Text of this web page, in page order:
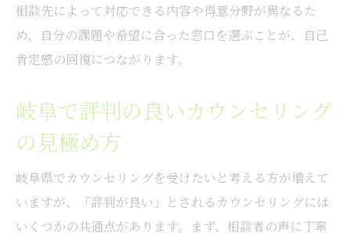
相談先によって対応できる内容や得意分野が異なるた
め、自分の課題や希望に合った窓口を選ぶことが、自己
肯定感の回復につながります。
岐阜で評判の良いカウンセリング
の見極め方
岐阜県でカウンセリングを受けたいと考える方が増えて
いますが、「評判が良い」とされるカウンセリングには
いくつかの共通点があります。まず、相談者の声に丁寧